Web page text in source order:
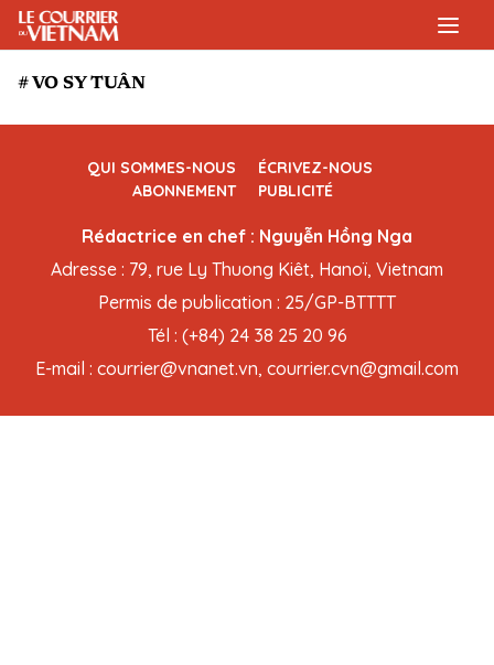
# VO SY TUÂN
QUI SOMMES-NOUS
ÉCRIVEZ-NOUS
ABONNEMENT
PUBLICITÉ
Rédactrice en chef : Nguyễn Hồng Nga
Adresse : 79, rue Ly Thuong Kiêt, Hanoï, Vietnam
Permis de publication : 25/GP-BTTTT
Tél : (+84) 24 38 25 20 96
E-mail : courrier@vnanet.vn, courrier.cvn@gmail.com